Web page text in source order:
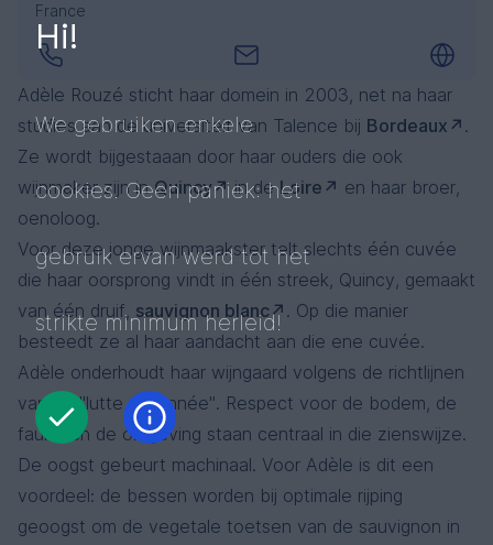
France
Adèle Rouzé sticht haar domein in 2003, net na haar
studies aan de universiteit van Talence bij Bordeaux
.
Ze wordt bijgestaaan door haar ouders die ook
wijnmaker zijn inQuincy in deLoire
en haar broer,
oenoloog.
Voor deze jonge wijnmaakster telt slechts één cuvée
die haar oorsprong vindt in één streek, Quincy, gemaakt
van één druif, sauvignon blanc
. Op die manier
besteedt ze al haar aandacht aan die ene cuvée.
Adèle onderhoudt haar wijngaard volgens de richtlijnen
van de "lutte raisonnée". Respect voor de bodem, de
fauna en de omgeving staan centraal in die zienswijze.
De oogst gebeurt machinaal. Voor Adèle is dit een
voordeel: de bessen worden bij optimale rijping
geoogst om de vegetale toetsen van de sauvignon in
Hi!
We gebruiken enkele
cookies. Geen paniek: het
gebruik ervan werd tot het
strikte minimum herleid!